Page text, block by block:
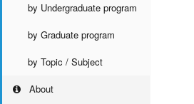
by Undergraduate program
by Graduate program
by Topic / Subject
About